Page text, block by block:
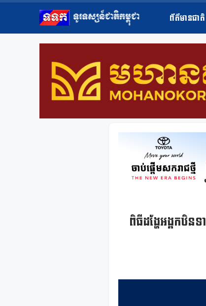
ព័ត៌មានជាតិ
ពិធីដង្ហែអង្គកឋិ